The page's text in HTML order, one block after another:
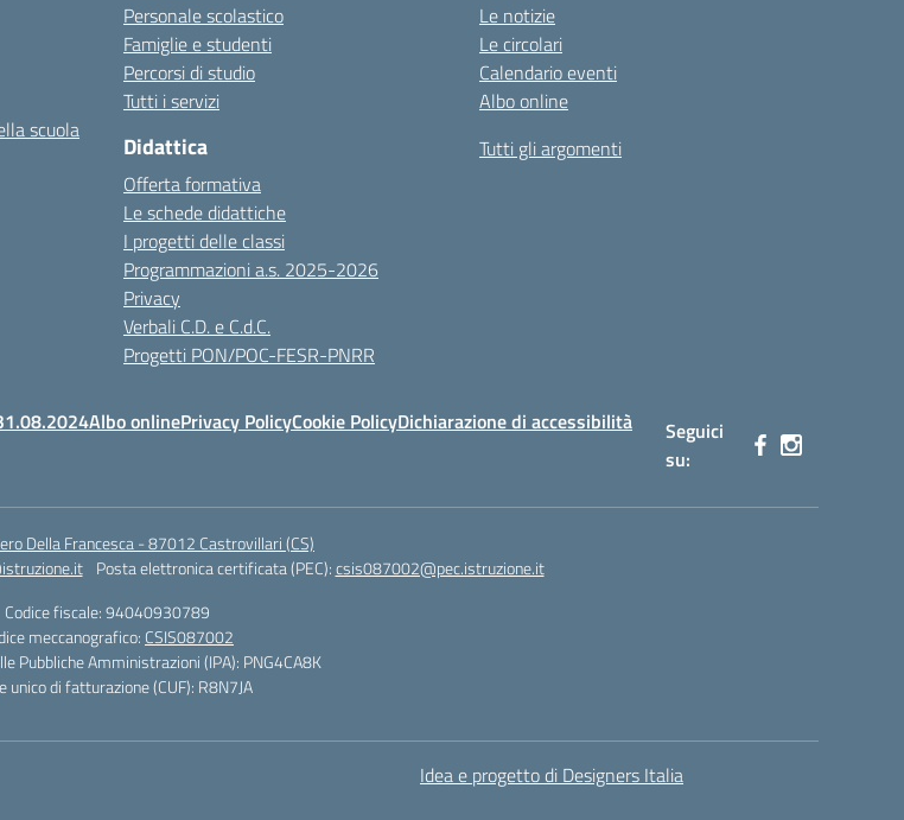
scuola
Personale scolastico
Famiglie e studenti
Percorsi di studio
Tutti i servizi
Didattica
Offerta formativa
Le schede didattiche
I progetti delle classi
Programmazioni a.s. 2025-2026
Privacy
Verbali C.D. e C.d.C.
Progetti PON/POC-FESR-PNRR
Le notizie
Le circolari
Calendario eventi
Albo online
Tutti gli argomenti
Albo onlinePrivacy PolicyCookie PolicyDichiarazione di accessibilità
Seguici
su:
Della Francesca - 87012 Castrovillari (CS)
Posta elettronica certificata (PEC):csis087002@pec.istruzione.it
Codice fiscale: 94040930789
meccanografico: CSIS087002
Pubbliche Amministrazioni (IPA): PNG4CA8K
unico di fatturazione (CUF): R8N7JA
Idea e progetto di Designers Italia